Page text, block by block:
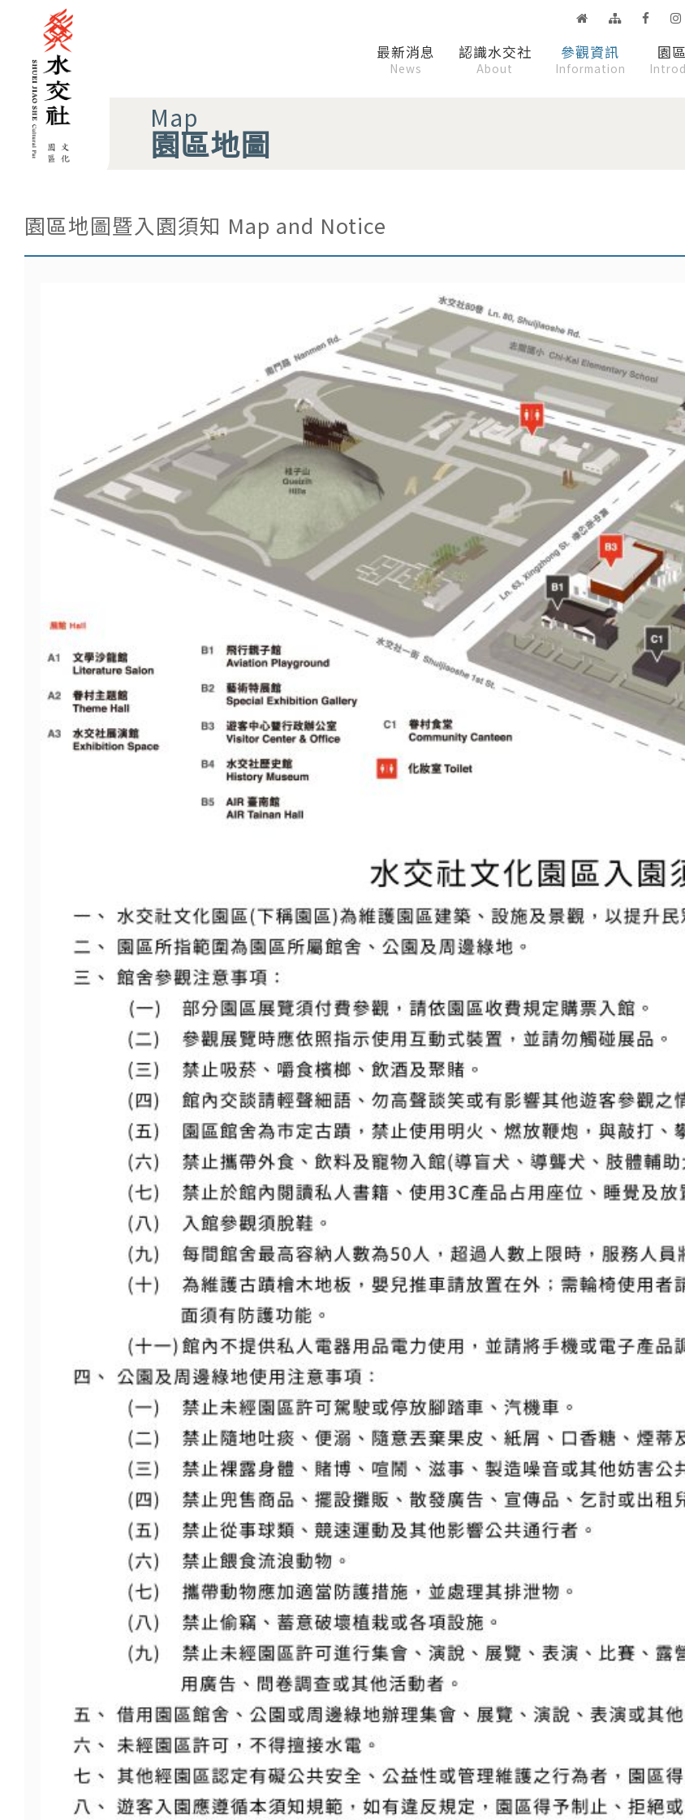
最新消息
News
認識水交社
About
參觀資訊
Information
園
Map
園區地圖
園區地圖暨入園須知 Map and Notice